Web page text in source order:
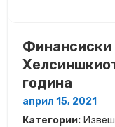
Финансиски
година
април 15, 2021
Категории: